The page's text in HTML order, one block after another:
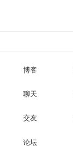
博客
聊天
交友
论坛